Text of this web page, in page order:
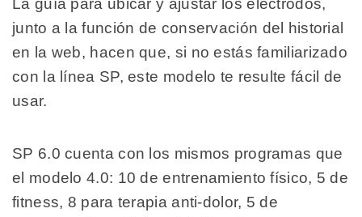
La guía para ubicar y ajustar los electrodos,
junto a la función de conservación del historial
en la web, hacen que, si no estás familiarizado
con la línea SP, este modelo te resulte fácil de
usar.
SP 6.0 cuenta con los mismos programas que
el modelo 4.0: 10 de entrenamiento físico, 5 de
fitness, 8 para terapia anti-dolor, 5 de